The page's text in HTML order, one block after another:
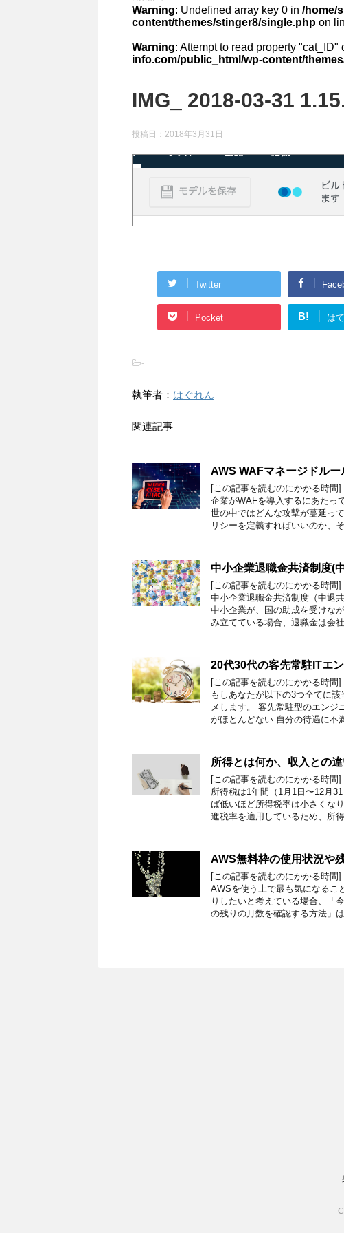
Warning: Undefined array key 0 in /home/
content/themes/stinger8/single.php on
Warning: Attempt to read property "cat_ID"
info.com/public_html/wp-content/
IMG_ 2018-03-31
投稿日： 2018年3月31日
Twitter
Pocket B! は
-
執筆者： はぐれん
関連記事
AWS WAFマネージドル
[この記事を読むのにかかる時間]
企業がWAFを導入するにあたっ
世の中ではどんな攻撃が蔓延っ
リシーを定義すればいいのか、
中小企業退職金共済制度(
[この記事を読むのにかかる時間]
中小企業退職金共済制度（中退
中小企業が、国の助成を受けな
み立てている場合、退職金は会
20代30代の客先常駐ITエ
[この記事を読むのにかかる時間]
もしあなたが以下の3つ全てに
メします。 客先常駐型のエンジ
がほとんどない 自分の待遇に不
所得とは何か、収入との
[この記事を読むのにかかる時間]
所得税は1年間（1月1日〜12月
ば低いほど所得税率は小さくな
進税率を適用しているため、所
AWS無料枠の使用状況や
[この記事を読むのにかかる時間]
AWSを使う上で最も気になるこ
りしたいと考えている場合、「
の残りの月数を確認する方法」